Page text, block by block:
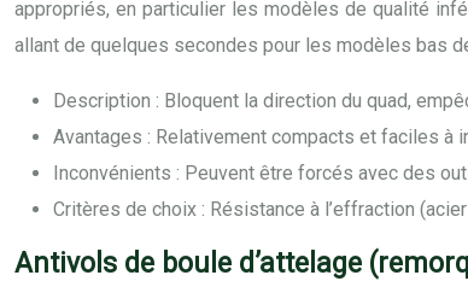
appropriés, en particulier les modèles de qualité
allant de quelques secondes pour les modèles bas
Description : Bloquent la direction du quad,
Avantages : Relativement compacts et faciles à
Inconvénients : Peuvent être forcés avec des
Critères de choix : Résistance à l’effraction
Antivols de boule d’attelage